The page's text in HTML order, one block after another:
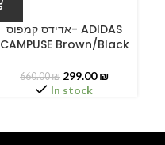
אדידס קמפוס- ADIDAS
CAMPUSE Brown/Black
660.00₪ 299.00₪
In stock